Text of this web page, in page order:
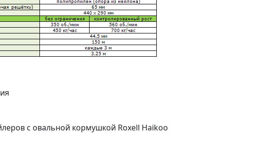
с овальной кормушкой Roxell Haikoo